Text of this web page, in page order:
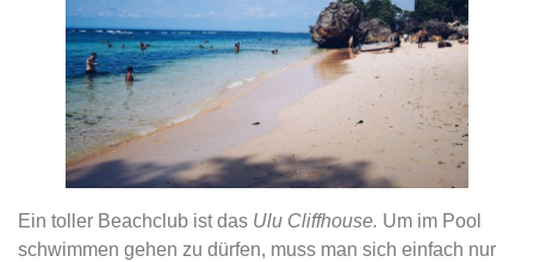
Ein toller Beachclub ist das Ulu Cliffhouse. Um im Pool
schwimmen gehen zu dürfen, muss man sich einfach nur